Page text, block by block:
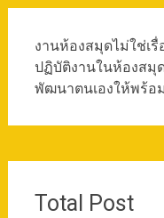
งานห้องสมุดไม่ใช่เ
ปฏิบัติงานในห้องสมุ
พัฒนาตนเองให้พร้อ
Total Post